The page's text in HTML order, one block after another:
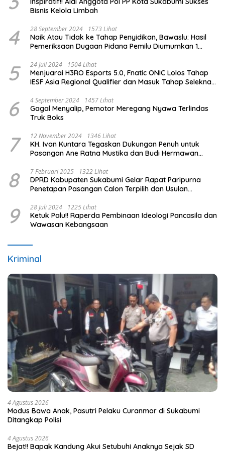
Bisnis Kelola Limbah
4 28 September 2024 1573 Lihat
Naik Atau Tidak ke Tahap Penyidikan, Bawaslu: Hasil
Pemeriksaan Dugaan Pidana Pemilu Diumumkan 1
5 24 Juli 2024 1504 Lihat
Menjuarai H3RO Esports 5.0, Fnatic ONIC Lolos Tahap
IESF Asia Regional Qualifier dan Masuk Tahap Seleknas
6 4 September 2024 1457 Lihat
Gagal Menyalip, Pemotor Meregang Nyawa Terlindas
Truk Boks
7 12 November 2024 1346 Lihat
KH. Ivan Kuntara Tegaskan Dukungan Penuh untuk
Pasangan Ane Ratna Mustika dan Budi Hermawan
8 7 Februari 2025 1322 Lihat
DPRD Kabupaten Sukabumi Gelar Rapat Paripurna
Penetapan Pasangan Calon Terpilih dan Usulan
9 28 Juli 2024 1225 Lihat
Ketuk Palu!! Raperda Pembinaan Ideologi Pancasila dan
Wawasan Kebangsaan
Kriminal
4 Agustus 2026
Modus Bawa Anak, Pasutri Pelaku Curanmor di Sukabumi
Ditangkap Polisi
4 Agustus 2026
Bejat!! Bapak Kandung Akui Setubuhi Anaknya Sejak SD